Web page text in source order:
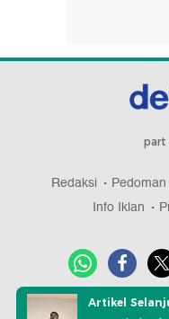
Redaksi
Info Iklan
Artikel